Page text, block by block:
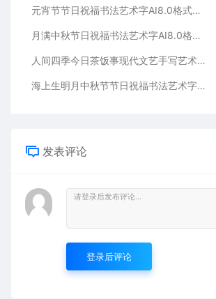
元宵节节日祝福书法艺术字AI8.0格式激光打标文件通用矢量图
月满中秋节日祝福书法艺术字AI8.0格式激光打标文件通用矢量图
人间四季今日茶饭事现代文艺手写艺术字AI8.0格式激光打标文件通用矢量图
海上生明月中秋节节日祝福书法艺术字AI8.0格式激光打标文件通用矢量图
发表评论
登录后评论